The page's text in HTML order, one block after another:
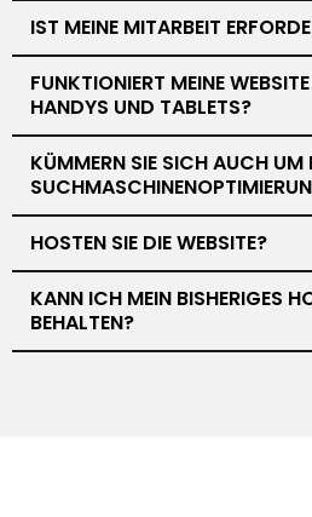
IST MEINE MITARBEIT
FUNKTIONIERT MEINE
HANDYS UND TABLETS?
KÜMMERN SIE SICH AUCH UM
HOSTEN SIE DIE WEBSITE?
KANN ICH MEIN BISHERIGES
BEHALTEN?